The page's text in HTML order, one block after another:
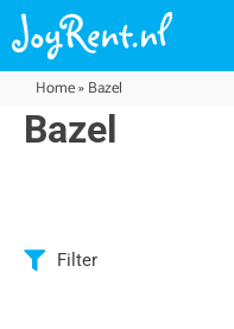
Home»Bazel
Bazel
Filter